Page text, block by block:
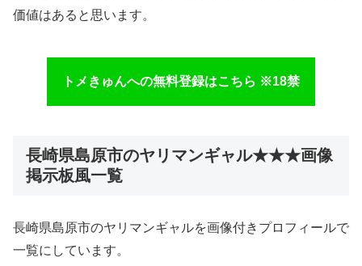
価値はあると思います。
トメきゅんへの無料登録はこちら ※18禁
長崎県島原市のヤリマンギャル★★★画像
掲示板風一覧
長崎県島原市のヤリマンギャルを画像付きプロフィールで
一覧にしています。